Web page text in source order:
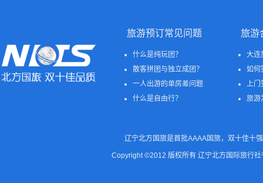
旅游预订常见问题
什么是纯玩团？
散客拼团与独立成团？
一人出游的单房差问题
什么是自由行？
旅游
大连
如何
上门
旅游
辽宁北方国旅是首批AAAA国旅，双十佳十强
Copyright ©2012 版权所有 辽宁北方国际旅行